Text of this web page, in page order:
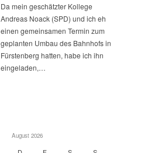
Da mein geschätzter Kollege
Andreas Noack (SPD) und ich eh
einen gemeinsamen Termin zum
geplanten Umbau des Bahnhofs in
Fürstenberg hatten, habe ich ihn
eingeladen,…
August 2026